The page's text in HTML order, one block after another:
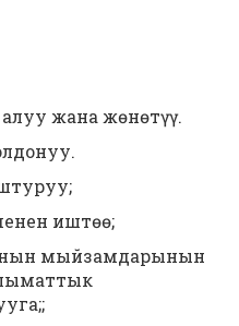
жана жөнөтүү.
иштөө;
мыйзамдарынын